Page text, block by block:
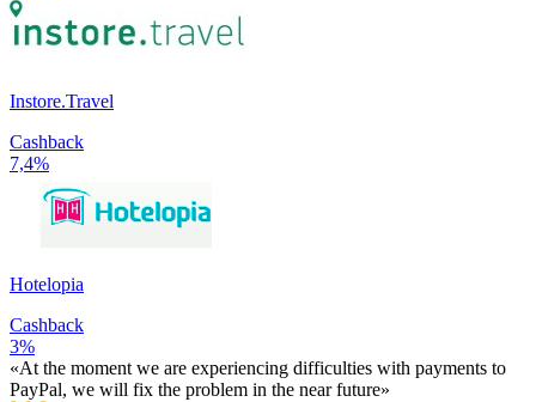
Instore.Travel
Cashback
7,4%
Hotelopia
Cashback
3%
«At the moment we are experiencing difficulties with payments to
PayPal, we will fix the problem in the near future»